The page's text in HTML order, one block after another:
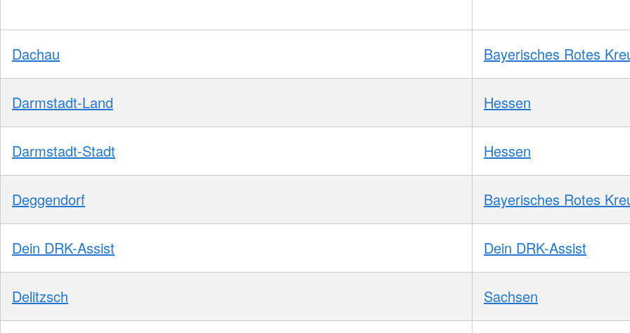
Dachau Bayerisches Rotes
Darmstadt-Land Hessen
Darmstadt-Stadt Hessen
Deggendorf Bayerisches Rotes
Dein DRK-Assist Dein DRK-Assist
Delitzsch Sachsen